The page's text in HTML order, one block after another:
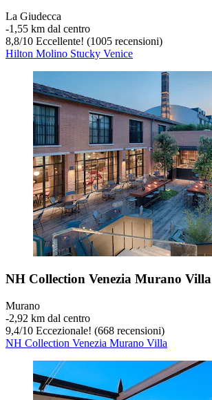
La Giudecca
‐1,55 km dal centro
8,8/10 Eccellente! (1005 recensioni)
Hilton Molino Stucky Venice
NH Collection Venezia Murano Villa
Murano
‐2,92 km dal centro
9,4/10 Eccezionale! (668 recensioni)
NH Collection Venezia Murano Villa